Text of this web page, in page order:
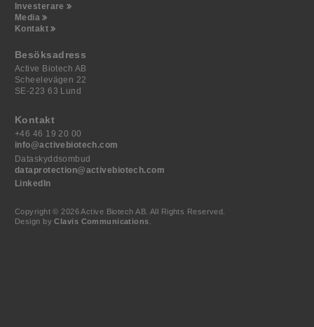
Investerare
Media
Kontakt
Besöksadress
Active Biotech AB
Scheelevägen 22
SE-223 63 Lund
Kontakt
+46 46 19 20 00
info@activebiotech.com
Dataskyddsombud
dataprotection@activebiotech.com
LinkedIn
Copyright © 2026 Active Biotech AB. All Rights Reserved.
Design byClavis Communications